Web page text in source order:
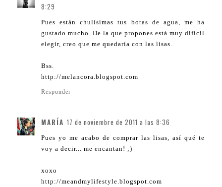
8:29
Pues están chulísimas tus botas de agua, me ha
gustado mucho. De la que propones está muy difícil
elegir, creo que me quedaría con las lisas.
Bss.
http://melancora.blogspot.com
Responder
MARÍA 17 de noviembre de 2011 a las 8:36
Pues yo me acabo de comprar las lisas, así qué te
voy a decir... me encantan! ;)
xoxo
http://meandmylifestyle.blogspot.com